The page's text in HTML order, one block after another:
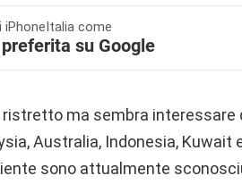
iPhoneItalia come
su Google
ma sembra interessare
Australia, Indonesia, Kuwait
sono attualmente